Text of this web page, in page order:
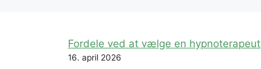
Fordele ved at vælge en hypnoterapeut
16. april 2026